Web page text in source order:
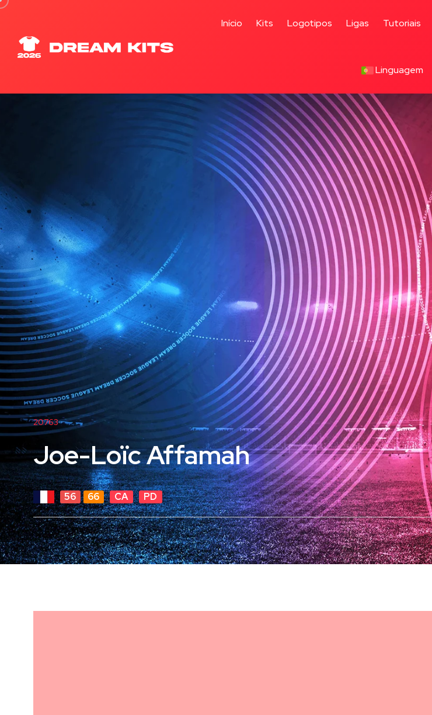
Início Kits Logotipos Ligas Tutoriais
Linguagem
20763
Joe-Loïc Affamah
56 66 CA PD